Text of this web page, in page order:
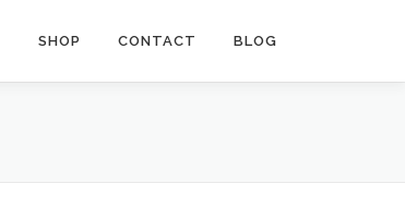
SHOP CONTACT BLOG